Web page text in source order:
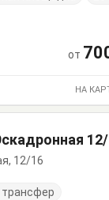
от
НА
12/16
трансфер